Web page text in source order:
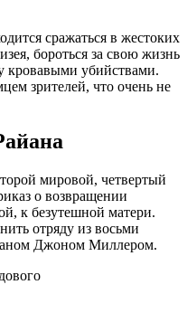
сражаться в жестоких
бороться за свою жизнь
кровавыми убийствами.
зрителей, что очень не
мировой, четвертый
о возвращении
к безутешной матери.
отряду из восьми
Джоном Миллером.